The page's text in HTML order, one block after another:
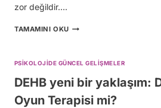
zor değildir….
TAMAMINI OKU PSIKOLOJIK
NASIL
ANLARIM?
PSIKOLOJIDE GÜNCEL GELIŞMELER
DEHB yeni bir yaklaşım:
Oyun Terapisi mi?